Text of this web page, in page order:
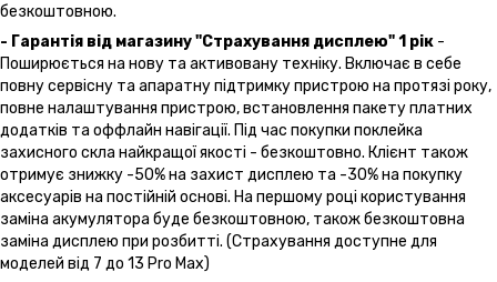
безкоштовною.
- Гарантія від магазину "Страхування дисплею" 1 рік -
Поширюється на нову та активовану техніку. Включає в себе
повну сервісну та апаратну підтримку пристрою на протязі року,
повне налаштування пристрою, встановлення пакету платних
додатків та оффлайн навігації. Під час покупки поклейка
захисного скла найкращої якості - безкоштовно. Клієнт також
отримує знижку -50% на захист дисплею та -30% на покупку
аксесуарів на постійній основі. На першому році користування
заміна акумулятора буде безкоштовною, також безкоштовна
заміна дисплею при розбитті. (Страхування доступне для
моделей від 7 до 13 Pro Max)